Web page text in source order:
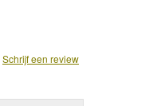
Schrijf een review